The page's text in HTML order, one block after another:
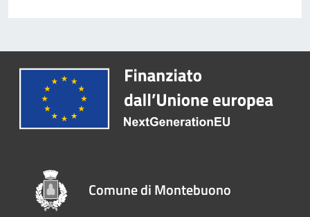
Comune di Montebuono